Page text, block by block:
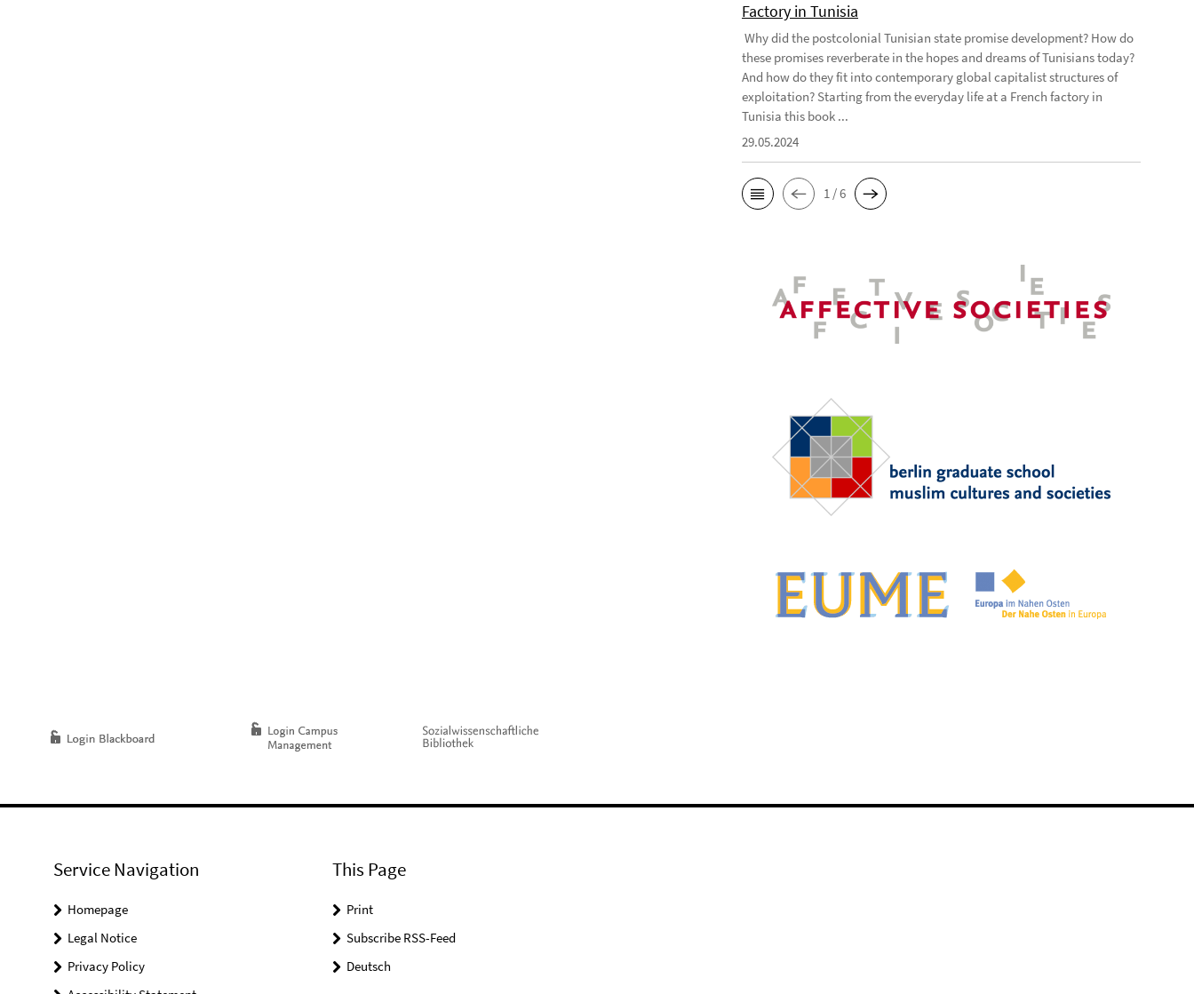
Factory in Tunisia
Why did the postcolonial Tunisian state promise development? How do
these promises reverberate in the hopes and dreams of Tunisians today?
And how do they fit into contemporary global capitalist structures of
exploitation? Starting from the everyday life at a French factory in
Tunisia this book ...
29.05.2024
1 / 6
Service Navigation
Homepage
Legal Notice
Privacy Policy
This Page
Print
Subscribe RSS-Feed
Deutsch